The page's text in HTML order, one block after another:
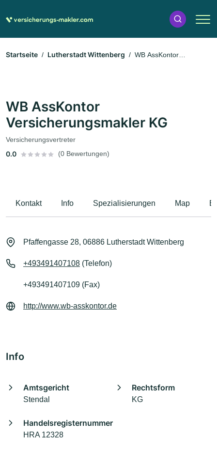
Startseite Lutherstadt Wittenberg
WB AssKontor
WB AssKontor
Versicherungsmakler KG
Versicherungsvertreter
0.0 (0 Bewertungen)
Kontakt Info Spezialisierungen Map
Pfaffengasse 28, 06886 Lutherstadt Wittenberg
+493491407108 (Telefon)
+493491407109 (Fax)
http://www.wb-asskontor.de
Info
Amtsgericht
Stendal
Rechtsform
KG
Handelsregisternummer
HRA 12328